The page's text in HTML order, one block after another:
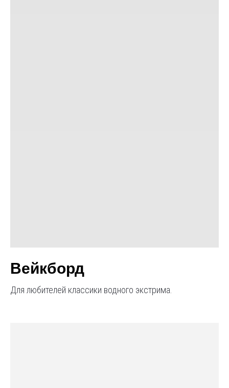
Вейкборд
Для любителей классики водного экстрима.